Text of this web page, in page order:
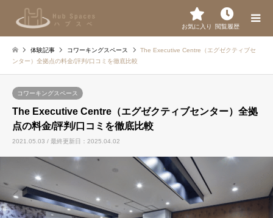
お気に入り 閲覧履歴
体験記事 コワーキングスペース
The Executive Centre（エグゼクティブセ
ンター）全拠点の料金/評判/口コミを徹底比較
コワーキングスペース
The Executive Centre（エグゼクティブセンター）全拠
点の料金/評判/口コミを徹底比較
2021.05.03 / 最終更新日：2025.04.02